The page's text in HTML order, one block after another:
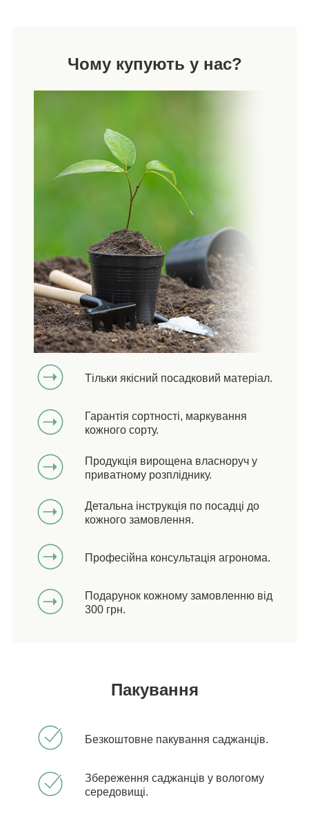
Чому купують у нас?
Тільки якісний посадковий матеріал.
Гарантія сортності, маркування
кожного сорту.
Продукція вирощена власноруч у
приватному розпліднику.
Детальна інструкція по посадці до
кожного замовлення.
Професійна консультація агронома.
Подарунок кожному замовленню від
300 грн.
Пакування
Безкоштовне пакування саджанців.
Збереження саджанців у вологому
середовищі.